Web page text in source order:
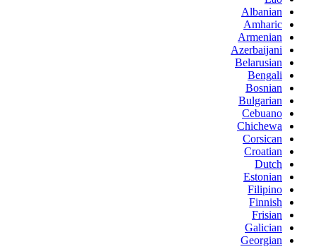
Albanian
Amharic
Armenian
Azerbaijani
Belarusian
Bengali
Bosnian
Bulgarian
Cebuano
Chichewa
Corsican
Croatian
Dutch
Estonian
Filipino
Finnish
Frisian
Galician
Georgian